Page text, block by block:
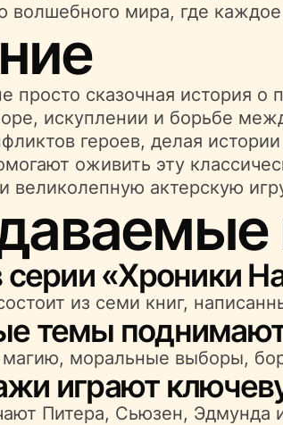
волшебного мира, где
просто сказочная история
искуплении и борьбе
героев, делая
оживить эту
великолепную актерскую
серии «Хроники
из семи книг,
темы
моральные выборы,
играют
Питера, Сьюзен,